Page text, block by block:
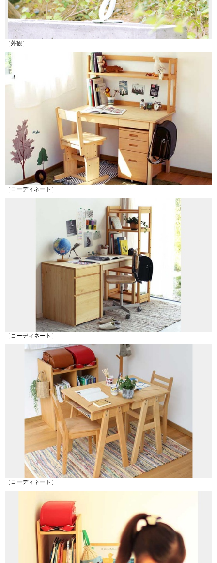
［外観］
［コーディネート］
［コーディネート］
［コーディネート］